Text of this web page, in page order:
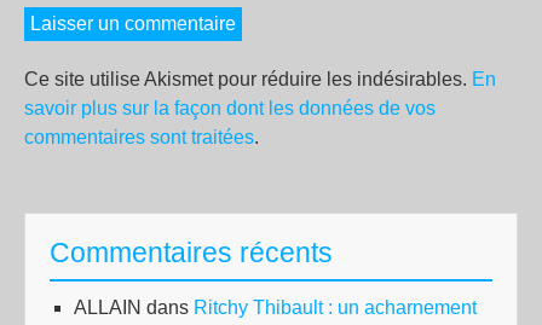
Ce site utilise Akismet pour réduire les indésirables. En
savoir plus sur la façon dont les données de vos
commentaires sont traitées.
Commentaires récents
ALLAIN dans Ritchy Thibault : un acharnement